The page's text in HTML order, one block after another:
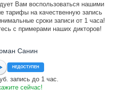
Вам воспользоваться нашими
тарифы на качественную запись
сроки записи от 1 часа!
с примерами наших дикторов!
Санин
НЕДОСТУПЕН
запись до 1 час.
сейчас!